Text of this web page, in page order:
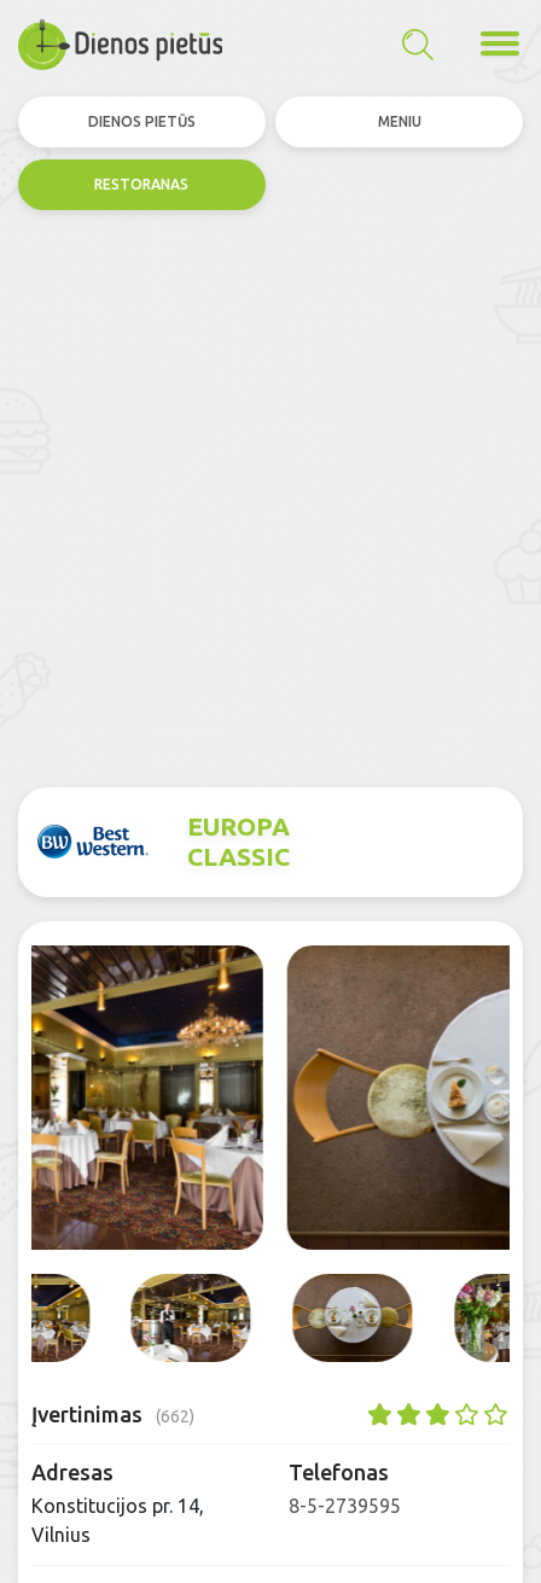
DIENOS PIETŪS MENIU
RESTORANAS
EUROPA
CLASSIC
Įvertinimas (662)
Adresas
Konstitucijos pr. 14,
Vilnius
Telefonas
8-5-2739595